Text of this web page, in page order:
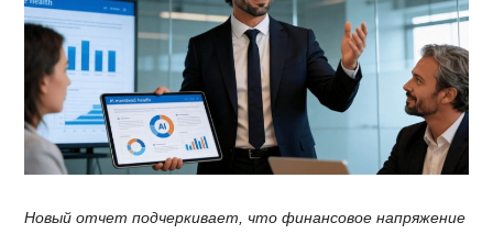
Новый отчет подчеркивает, что финансовое напряжение